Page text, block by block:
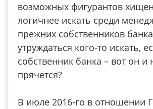
возможных фигурантов
логичнее искать среди
прежних собственников
утруждаться кого-то искать,
собственник банка – вот он и
прячется?
В июле 2016-го в отношении